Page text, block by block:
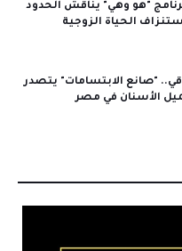
"هو وهي" يناقش الحدود
الحياة الزوجية
"صانع الابتسامات" يتصدر
الأسنان في مصر